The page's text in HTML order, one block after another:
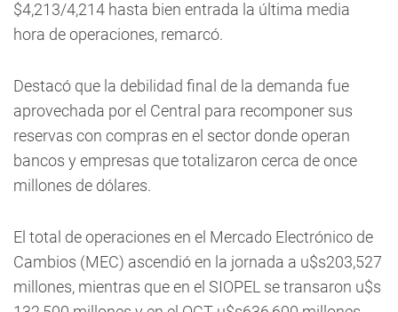
$4,213/4,214 hasta bien entrada la última media
hora de operaciones, remarcó.
Destacó que la debilidad final de la demanda fue
aprovechada por el Central para recomponer sus
reservas con compras en el sector donde operan
bancos y empresas que totalizaron cerca de once
millones de dólares.
El total de operaciones en el Mercado Electrónico de
Cambios (MEC) ascendió en la jornada a u$s203,527
millones, mientras que en el SIOPEL se transaron u$s